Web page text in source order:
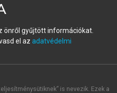
létre új fiókot.
automatikusan
önről gyűjtött információkat.
el az adatvédelmi
is nevezik. Ezek a